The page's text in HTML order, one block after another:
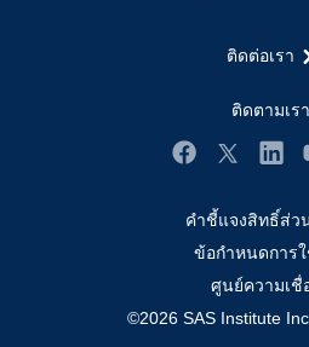
ติดต่อเรา
ติดตามเรา
ทำไมต้อง
นักพัฒนา
นักเรียน
บริษัท
ประกาศนีย
ระบบโซลูชั่นเพื่อกา
คำชี้แจงสิทธิ์ส่ว
ข้อกำหนดการ
ศูนย์ความเชื่
©2026 SAS Institute